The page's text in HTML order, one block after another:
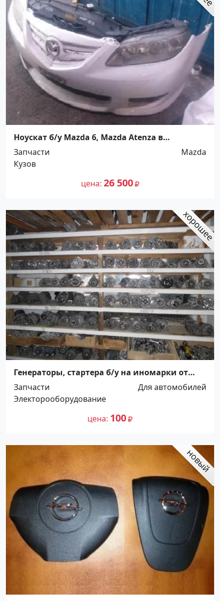
Ноускат б/у Mazda 6, Mazda Atenza в
Краснодаре Краснодар
Запчасти
Mazda
Кузов
цена 26 500
Генераторы, стартера б/у на иномарки от
2005 г. выпуска Краснодар
Запчасти
Для автомобилей
Электорооборудование
цена 100